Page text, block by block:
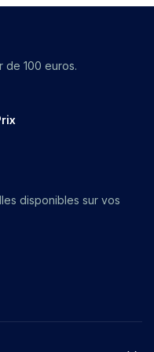
de 100 euros.
disponibles sur vos